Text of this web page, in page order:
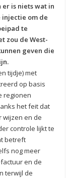
is niets wat in
injectie om de
te
zou de West-
geven die
tijdje) met
op basis
regionen
het feit dat
wijzen en de
controle lijkt te
betreft
nog meer
en de
terwijl de